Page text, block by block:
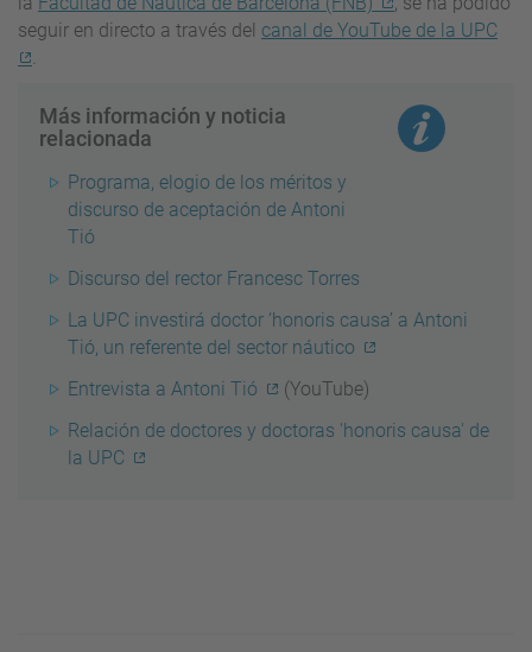
seguir en directo a través del canal de YouTube de la UPC
Más información y noticia
relacionada
Programa, elogio de los méritos y
discurso de aceptación de Antoni
Tió
Discurso del rector Francesc Torres
La UPC investirá doctor ‘honoris causa’ a Antoni
Tió, un referente del sector náutico
Entrevista a Antoni Tió
(YouTube)
Relación de doctores y doctoras 'honoris causa' de
la UPC